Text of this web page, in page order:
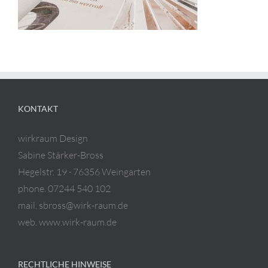
KONTAKT
wirkraum Design
Sabine Stärker-Bross
Hegelstr. 19 · 76356 Weingarten
phone. 07244 540 102
mail. sbross@wirk-raum.de
web. www.wirk-raum.de
RECHTLICHE HINWEISE